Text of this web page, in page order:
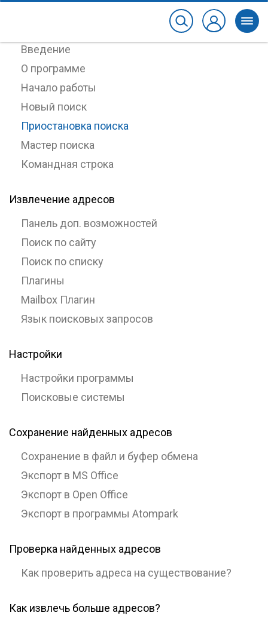
Введение
О программе
Начало работы
Новый поиск
Приостановка поиска
Мастер поиска
Командная строка
Извлечение адресов
Панель доп. возможностей
Поиск по сайту
Поиск по списку
Плагины
Mailbox Плагин
Язык поисковых запросов
Настройки
Настройки программы
Поисковые системы
Сохранение найденных адресов
Сохранение в файл и буфер обмена
Экспорт в MS Office
Экспорт в Open Office
Экспорт в программы Atompark
Проверка найденных адресов
Как проверить адреса на существование?
Как извлечь больше адресов?